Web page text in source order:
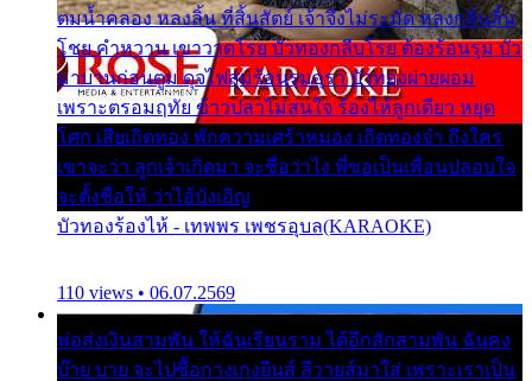
ตมน้ำคลอง หลงลิ้น ที่สิ้นสัตย์ เจ้าจึงไม่ระมัด หลงกลิ่นลิ้น
โชย คำหวาน เขาวาดโรย บัวทองกลีบโรย ต้องร้อนรุม บัว
มาบานก่อนตูม ดุจไฟสุมร้อนรุมอุรา บัวทองผ่ายผอม
เพราะตรอมฤทัย ข้าวปลาไม่สนใจ ร้องไห้ลูกเดียว หยุด
โศก เสียเถิดทอง พักความเศร้าหมอง เถิดทองจ๋า ถึงใคร
เขาจะว่า ลูกเจ้าเกิดมา จะชื่อว่าไง พี่ขอเป็นเพื่อนปลอบใจ
จะตั้งชื่อให้ ว่าไอ้บังเอิญ
บัวทองร้องไห้ - เทพพร เพชรอุบล(KARAOKE)
110 views • 06.07.2569
พ่อส่งเงินสามพัน ให้ฉันเรียนราม ได้อีกสักสามพัน ฉันคง
บ๊าย บาย จะไปซื้อกางเกงยีนส์ ลีวายส์มาใส่ เพราะเราเป็น